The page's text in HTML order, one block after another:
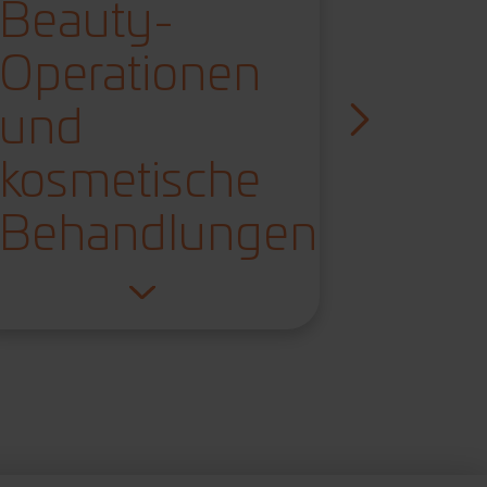
Beauty-
Operationen
und
kosmetische
Behandlungen